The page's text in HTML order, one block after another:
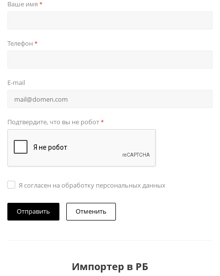
Ваше имя *
Телефон *
E-mail
Подтвердите, что вы не робот*
Я согласен на обработку персональных данных
Отменить
Импортер в РБ